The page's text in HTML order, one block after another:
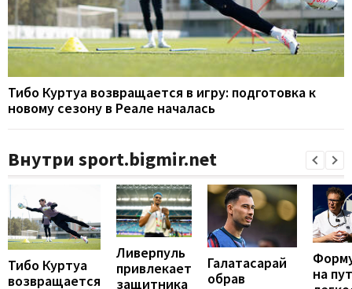
Тибо Куртуа возвращается в игру: подготовка к
новому сезону в Реале началась
Внутри sport.bigmir.net
Тибо Куртуа
возвращается
Ливерпуль
привлекает
защитника
Галатасарай
обрав
на